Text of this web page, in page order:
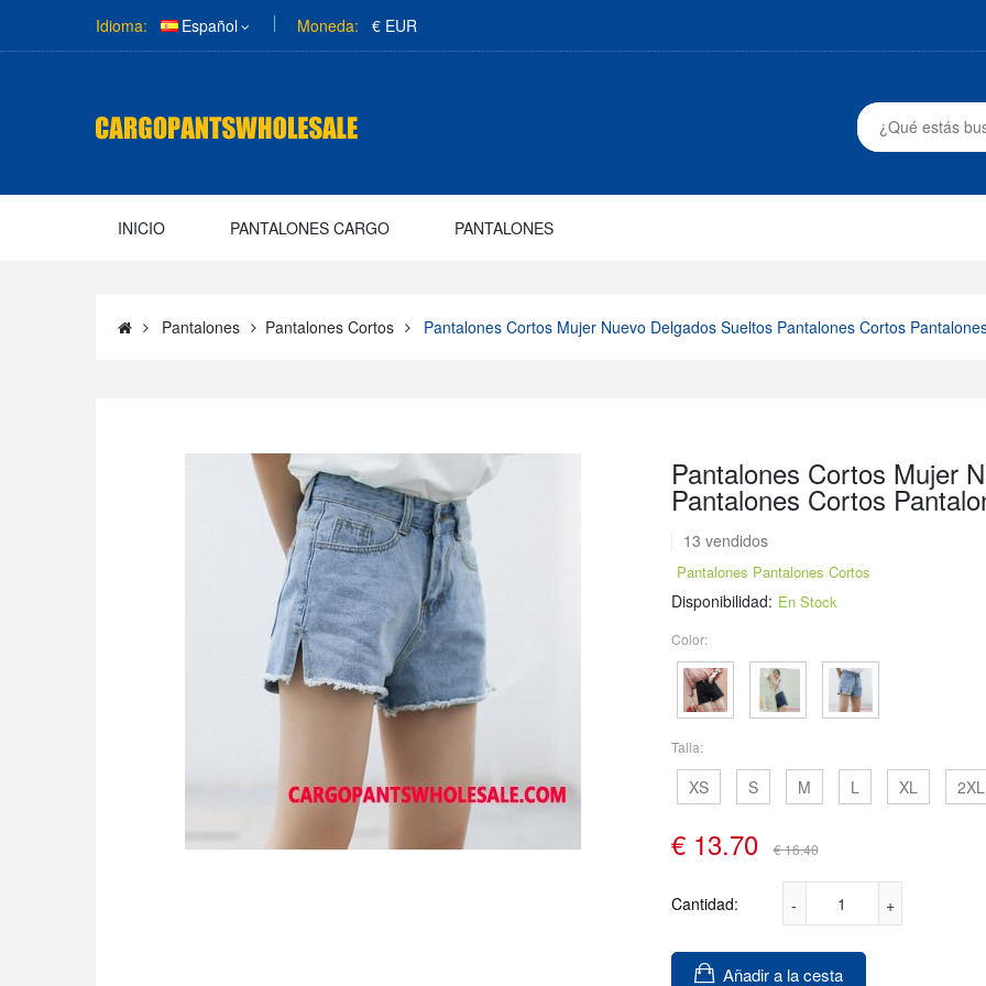
Idioma: Español Moneda: € EUR
INICIO PANTALONES CARGO PANTALONES
Pantalones Pantalones Cortos Pantalones Cortos Mujer Nuevo Delgados Sueltos Pantalones Cortos
Pantalones Cortos Mujer
Pantalones Cortos
13 vendidos
Pantalones Pantalones Cortos
Disponibilidad: En Stock
Color:
Talla:
XS S M L XL 2XL
€ 13.70 € 16.40
Cantidad:
Añadir a la cesta